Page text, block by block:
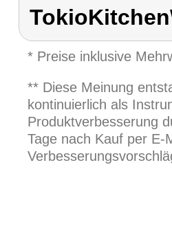
* Preise inklusive
** Diese Meinung
kontinuierlich als
Produktverbesserung
Tage nach Kauf per E-